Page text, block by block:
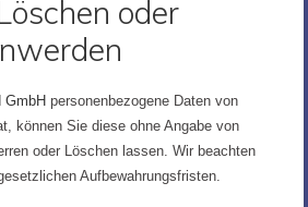
oder
GmbH personenbezogene Daten von
können Sie diese ohne Angabe von
oder Löschen lassen. Wir beachten
Aufbewahrungsfristen.